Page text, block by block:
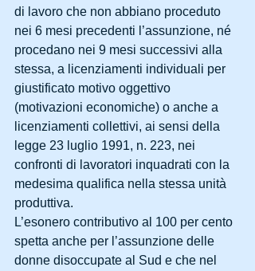
di lavoro che non abbiano proceduto
nei 6 mesi precedenti l’assunzione, né
procedano nei 9 mesi successivi alla
stessa, a licenziamenti individuali per
giustificato motivo oggettivo
(motivazioni economiche) o anche a
licenziamenti collettivi, ai sensi della
legge 23 luglio 1991, n. 223, nei
confronti di lavoratori inquadrati con la
medesima qualifica nella stessa unità
produttiva.
L’esonero contributivo al 100 per cento
spetta anche per l’assunzione delle
donne disoccupate al Sud e che nel